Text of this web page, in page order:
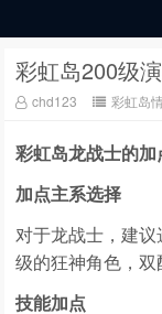
彩虹岛200级
chd123 彩虹岛
彩虹岛龙战士的
加点主系选择
对于龙战士，建
级的狂神角色，双
技能加点